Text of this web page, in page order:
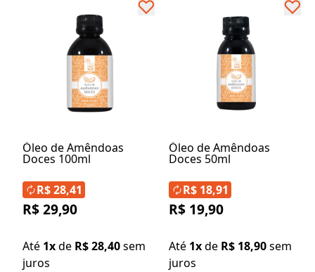
Óleo de Amêndoas
Doces 100ml
R$ 29,90
Até 1xde R$ 28,40sem
juros
R$ 28,41
Óleo de Amêndoas
Doces 50ml
R$ 19,90
Até 1xde R$ 18,90sem
juros
R$ 18,91